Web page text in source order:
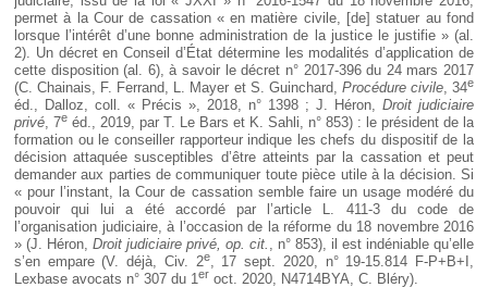
permet à la Cour de cassation « en matière civile, [de] statuer au fond
lorsque l’intérêt d’une bonne administration de la justice le justifie » (al.
2). Un décret en Conseil d’État détermine les modalités d’application de
cette disposition (al. 6), à savoir le décret n° 2017-396 du 24 mars 2017
(C. Chainais, F. Ferrand, L. Mayer et S. Guinchard, Procédure civile, 34e
éd., Dalloz, coll. « Précis », 2018, n° 1398 ; J. Héron, Droit judiciaire
privé , 7e éd., 2019, par T. Le Bars et K. Sahli, n° 853) : le président de la
formation ou le conseiller rapporteur indique les chefs du dispositif de la
décision attaquée susceptibles d’être atteints par la cassation et peut
demander aux parties de communiquer toute pièce utile à la décision. Si
« pour l’instant, la Cour de cassation semble faire un usage modéré du
pouvoir qui lui a été accordé par l’article L. 411-3 du code de
l’organisation judiciaire, à l’occasion de la réforme du 18 novembre 2016
» (J. Héron, Droit judiciaire privé, op. cit.
, n° 853), il est indéniable qu’elle
s’en empare (V. déjà, Civ. 2e, 17 sept. 2020, n° 19-15.814 F-P+B+I,
Lexbase avocats n° 307 du 1 er oct. 2020, N4714BYA, C. Bléry).